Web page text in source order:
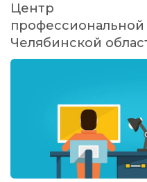
Центр
Челябинской